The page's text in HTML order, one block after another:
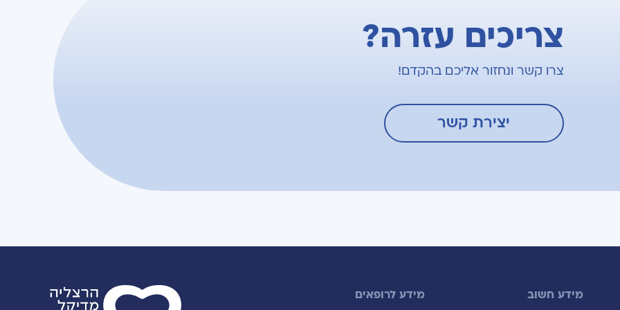
צריכים עזרה?
צרו קשר ונחזור אליכם בהקדם!
יצירת קשר
מידע חשוב מידע לרופאים